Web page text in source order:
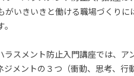
がいきいきと働ける職場づくり
ラスメント防止入門講座では、
ジメントの３つ（衝動、思考、